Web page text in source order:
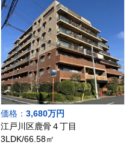
価格： 3,680万円
江戸川区鹿骨４丁目
3LDK/66.58㎡